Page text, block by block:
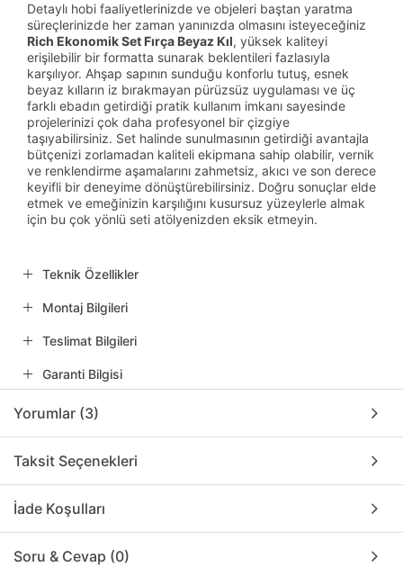
Detaylı hobi faaliyetlerinizde ve objeleri baştan yaratma
süreçlerinizde her zaman yanınızda olmasını isteyeceğiniz
Rich Ekonomik Set Fırça Beyaz Kıl, yüksek kaliteyi
erişilebilir bir formatta sunarak beklentileri fazlasıyla
karşılıyor. Ahşap sapının sunduğu konforlu tutuş, esnek
beyaz kılların iz bırakmayan pürüzsüz uygulaması ve üç
farklı ebadın getirdiği pratik kullanım imkanı sayesinde
projelerinizi çok daha profesyonel bir çizgiye
taşıyabilirsiniz. Set halinde sunulmasının getirdiği avantajla
bütçenizi zorlamadan kaliteli ekipmana sahip olabilir, vernik
ve renklendirme aşamalarını zahmetsiz, akıcı ve son derece
keyifli bir deneyime dönüştürebilirsiniz. Doğru sonuçlar elde
etmek ve emeğinizin karşılığını kusursuz yüzeylerle almak
için bu çok yönlü seti atölyenizden eksik etmeyin.
Teknik Özellikler
Montaj Bilgileri
Teslimat Bilgileri
Garanti Bilgisi
Yorumlar (3)
Taksit Seçenekleri
İade Koşulları
Soru & Cevap (0)